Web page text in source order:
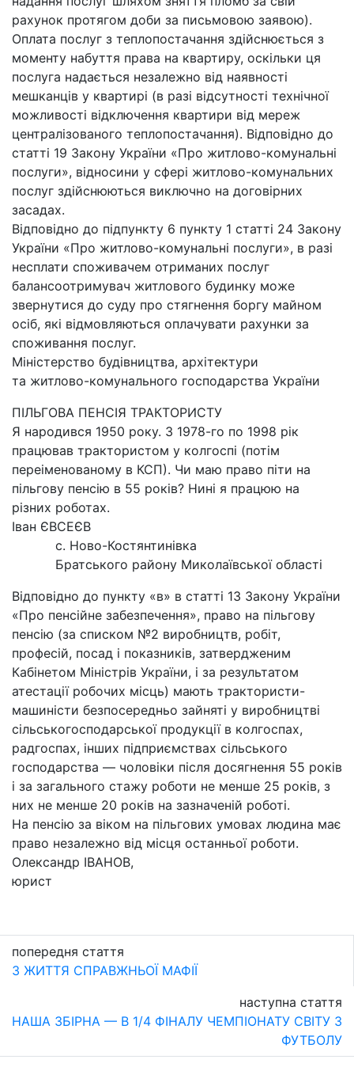
рахунок протягом доби за письмовою заявою).
Оплата послуг з теплопостачання здійснюється з
моменту набуття права на квартиру, оскільки ця
послуга надається незалежно від наявності
мешканців у квартирі (в разі відсутності технічної
можливості відключення квартири від мереж
централізованого теплопостачання). Відповідно до
статті 19 Закону України «Про житлово-комунальні
послуги», відносини у сфері житлово-комунальних
послуг здійснюються виключно на договірних
засадах.
Відповідно до підпункту 6 пункту 1 статті 24 Закону
України «Про житлово-комунальні послуги», в разі
несплати споживачем отриманих послуг
балансоотримувач житлового будинку може
звернутися до суду про стягнення боргу майном
осіб, які відмовляються оплачувати рахунки за
споживання послуг.
Міністерство будівництва, архітектури
та житлово-комунального господарства України
ПІЛЬГОВА ПЕНСІЯ ТРАКТОРИСТУ
Я народився 1950 року. З 1978-го по 1998 рік
працював трактористом у колгоспі (потім
переіменованому в КСП). Чи маю право піти на
пільгову пенсію в 55 років? Нині я працюю на
різних роботах.
Іван ЄВСЕЄВ
с. Ново-Костянтинівка
Братського району Миколаївської області
Відповідно до пункту «в» в статті 13 Закону України
«Про пенсійне забезпечення», право на пільгову
пенсію (за списком №2 виробництв, робіт,
професій, посад і показників, затвердженим
Кабінетом Міністрів України, і за результатом
атестації робочих місць) мають трактористи-
машиністи безпосередньо зайняті у виробництві
сільськогосподарської продукції в колгоспах,
радгоспах, інших підприємствах сільського
господарства — чоловіки після досягнення 55 років
і за загального стажу роботи не менше 25 років, з
них не менше 20 років на зазначеній роботі.
На пенсію за віком на пільгових умовах людина має
право незалежно від місця останньої роботи.
Олександр ІВАНОВ,
юрист
попередня стаття
З ЖИТТЯ СПРАВЖНЬОЇ МАФІЇ
наступна стаття
НАША ЗБІРНА — В 1/4 ФІНАЛУ ЧЕМПІОНАТУ СВІТУ З
ФУТБОЛУ